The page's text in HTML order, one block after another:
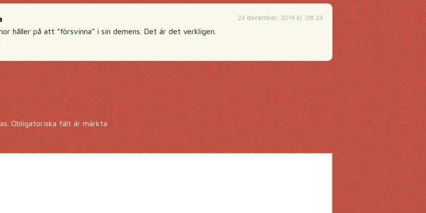
23 december, 2014 kl. 08:23
håller på att ”försvinna” i sin demens. Det är det verkligen.
Obligatoriska fält är märkta *